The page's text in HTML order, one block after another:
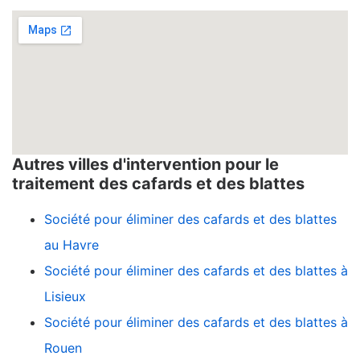
Autres villes d'intervention pour le
traitement des cafards et des blattes
Société pour éliminer des cafards et des blattes
au Havre
Société pour éliminer des cafards et des blattes à
Lisieux
Société pour éliminer des cafards et des blattes à
Rouen